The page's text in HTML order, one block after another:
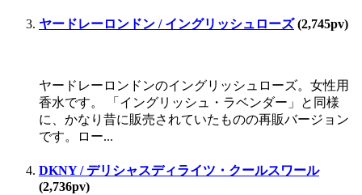
ヤードレーロンドン / イングリッシュローズ(2,745pv)
ヤードレーロンドンのイングリッシュローズ。女性用
香水です。 「イングリッシュ・ラベンダー」と同様
に、かなり昔に販売されていたものの再販バージョン
です。ロー...
DKNY / デリシャスディライツ・クールスワール
(2,736pv)